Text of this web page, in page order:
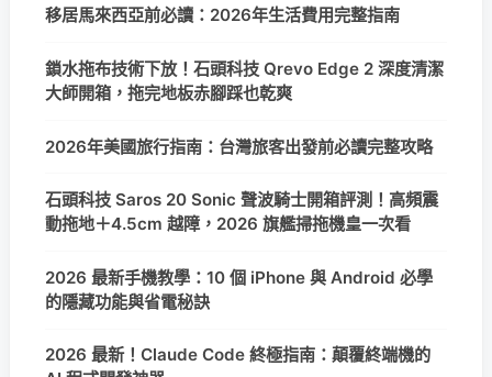
移居馬來西亞前必讀：2026年生活費用完整指南
鎖水拖布技術下放！石頭科技 Qrevo Edge 2 深度清潔
大師開箱，拖完地板赤腳踩也乾爽
2026年美國旅行指南：台灣旅客出發前必讀完整攻略
石頭科技 Saros 20 Sonic 聲波騎士開箱評測！高頻震
動拖地＋4.5cm 越障，2026 旗艦掃拖機皇一次看
2026 最新手機教學：10 個 iPhone 與 Android 必學
的隱藏功能與省電秘訣
2026 最新！Claude Code 終極指南：顛覆終端機的